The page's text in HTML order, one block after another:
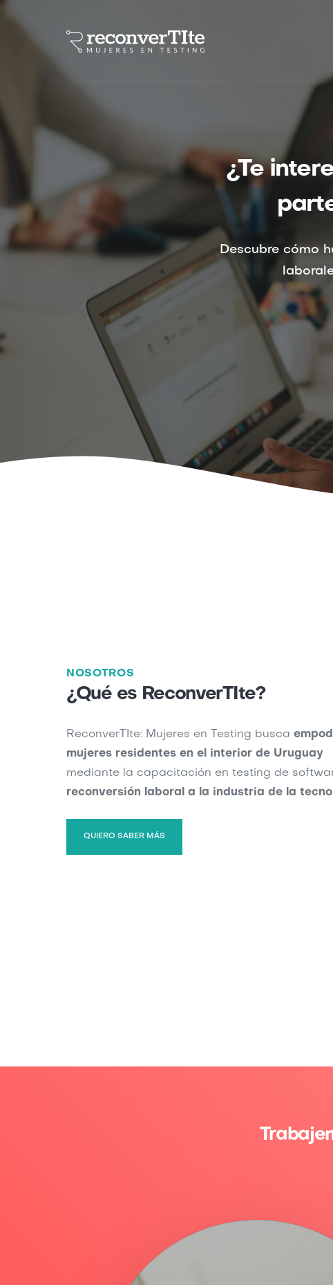
¿Te
Descubre cómo
NOSOTROS
¿Qué es ReconverTIte?
ReconverTIte: Mujeres en Testing busca
mujeres residentes en el interior de Uruguay
mediante la capacitación en testing de
reconversión laboral a la industria de la
QUIERO SABER MÁS